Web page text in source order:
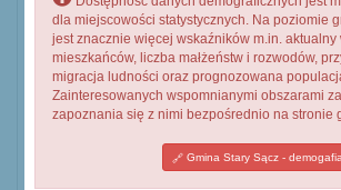
dla miejscowości statystycznych. Na poziomie
jest znacznie więcej wskaźników m.in.
mieszkańców, liczba małżeństw i rozwodów,
migracja ludności oraz prognozowana
Zainteresowanych wspomnianymi obszarami
zapoznania się z nimi bezpośrednio na stronie
Gmina Stary Sącz - demogafia